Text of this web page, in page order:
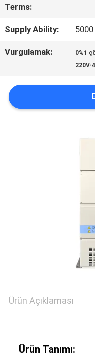
ISTEĞI
HARITASI
Terms:
Supply Ability:
Vurgulamak: 0%1
220V-
Ürün Açıklaması
Ürün Tanımı: